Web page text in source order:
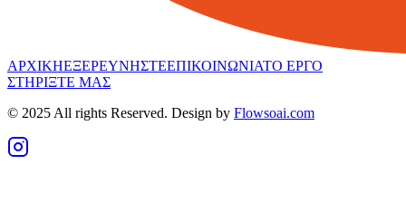
ΑΡΧΙΚΗΕΞΕΡΕΥΝΗΣΤΕΕΠΙΚΟΙΝΩΝΙΑΤΟ ΕΡΓΟ
ΣΤΗΡΙΞΤΕ ΜΑΣ
© 2025 All rights Reserved. Design by Flowsoai.com